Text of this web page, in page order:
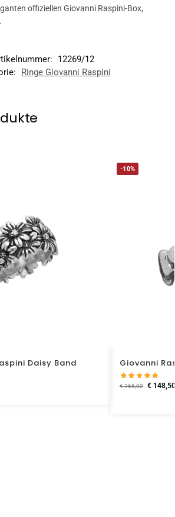
offiziellen Giovanni Raspini-Box,
12269/12
Ringe Giovanni Raspini
Daisy Band
-10%
Giovanni
€165,00 €148,50